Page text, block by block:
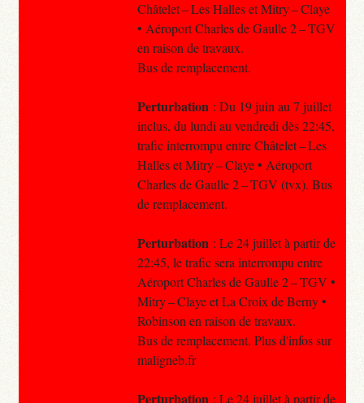
Châtelet – Les Halles et Mitry – Claye
• Aéroport Charles de Gaulle 2 – TGV
en raison de travaux.
Bus de remplacement.
Perturbation : Du 19 juin au 7 juillet
inclus, du lundi au vendredi dès 22:45,
trafic interrompu entre Châtelet – Les
Halles et Mitry – Claye • Aéroport
Charles de Gaulle 2 – TGV (tvx). Bus
de remplacement.
Perturbation : Le 24 juillet à partir de
22:45, le trafic sera interrompu entre
Aéroport Charles de Gaulle 2 – TGV •
Mitry – Claye et La Croix de Berny •
Robinson en raison de travaux.
Bus de remplacement. Plus d'infos sur
maligneb.fr
Perturbation : Le 24 juillet à partir de